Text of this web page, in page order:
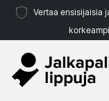
Vertaa ensisijaisia